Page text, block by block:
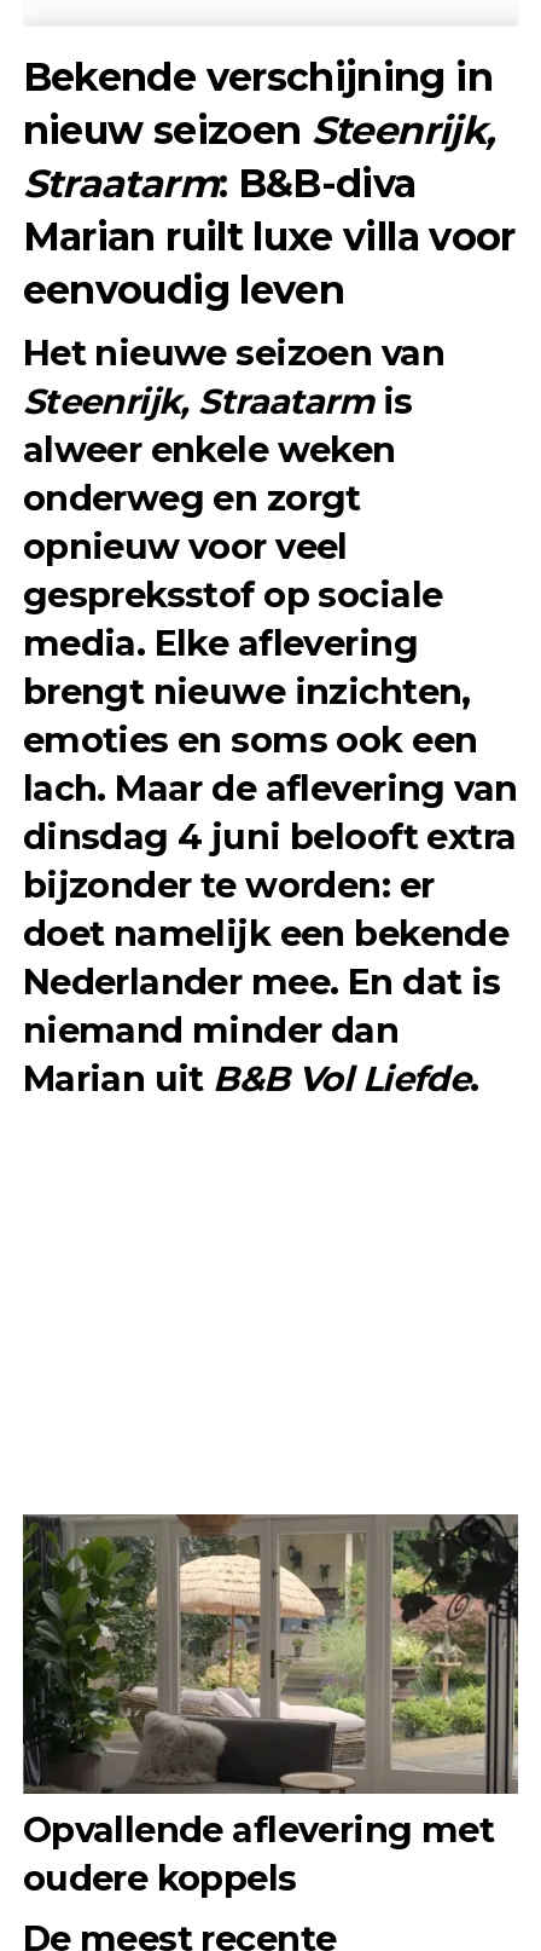
Bekende verschijning in
nieuw seizoen Steenrijk,
Straatarm: B&B-diva
Marian ruilt luxe villa voor
eenvoudig leven
Het nieuwe seizoen van
Steenrijk, Straatarmis
alweer enkele weken
onderweg en zorgt
opnieuw voor veel
gespreksstof op sociale
media. Elke aflevering
brengt nieuwe inzichten,
emoties en soms ook een
lach. Maar de aflevering van
dinsdag 4 juni belooft extra
bijzonder te worden: er
doet namelijk een bekende
Nederlander mee. En dat is
niemand minder dan
Marian uit B&B Vol Liefde.
Opvallende aflevering met
oudere koppels
De meest recente